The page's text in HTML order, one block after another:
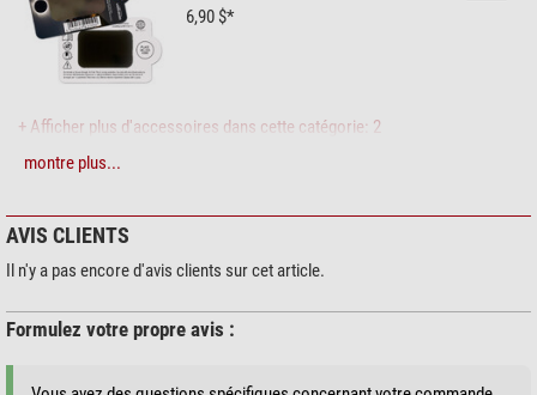
6,90 $*
+ Afficher plus d'accessoires dans cette catégorie: 2
Entretien & Nettoyage > Produits de nettoyage (4)
1,90 $*
montre plus...
AVIS CLIENTS
Il n'y a pas encore d'avis clients sur cet article.
Formulez votre propre avis :